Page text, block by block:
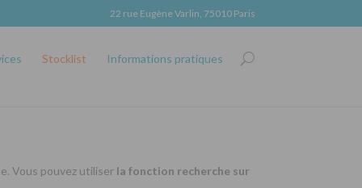
22 rue Eugène Varlin, 75010 Paris
Stocklist Informations pratiques
Vous pouvez utiliser la fonction recherche sur